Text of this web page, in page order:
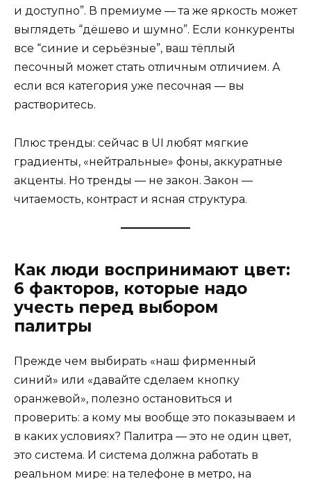
и доступно”. В премиуме — та же яркость может
выглядеть “дёшево и шумно”. Если конкуренты
все “синие и серьёзные”, ваш тёплый
песочный может стать отличным отличием. А
если вся категория уже песочная — вы
растворитесь.
Плюс тренды: сейчас в UI любят мягкие
градиенты, «нейтральные» фоны, аккуратные
акценты. Но тренды — не закон. Закон —
читаемость, контраст и ясная структура.
Как люди воспринимают цвет:
6 факторов, которые надо
учесть перед выбором
палитры
Прежде чем выбирать «наш фирменный
синий» или «давайте сделаем кнопку
оранжевой», полезно остановиться и
проверить: а кому мы вообще это показываем и
в каких условиях? Палитра — это не один цвет,
это система. И система должна работать в
реальном мире: на телефоне в метро, на